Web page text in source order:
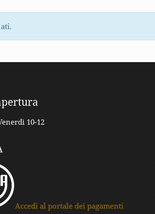
10-12
Accedi al portale dei pagamenti